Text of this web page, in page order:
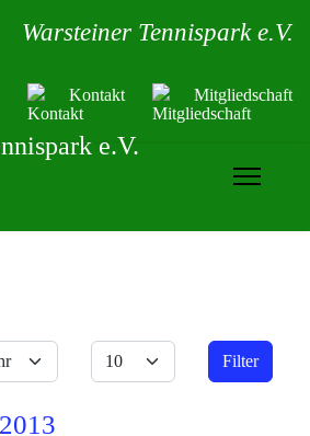
Warsteiner Tennispark e.V.
Kontakt Mitgliedschaft
Anzeige # Filter